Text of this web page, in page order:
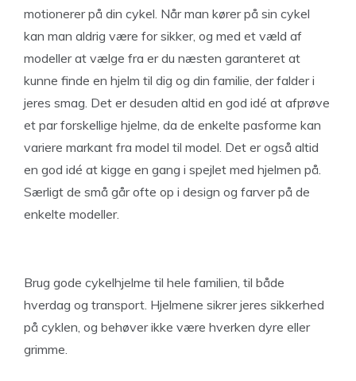
motionerer på din cykel. Når man kører på sin cykel
kan man aldrig være for sikker, og med et væld af
modeller at vælge fra er du næsten garanteret at
kunne finde en hjelm til dig og din familie, der falder i
jeres smag. Det er desuden altid en god idé at afprøve
et par forskellige hjelme, da de enkelte pasforme kan
variere markant fra model til model. Det er også altid
en god idé at kigge en gang i spejlet med hjelmen på.
Særligt de små går ofte op i design og farver på de
enkelte modeller.
Brug gode cykelhjelme til hele familien, til både
hverdag og transport. Hjelmene sikrer jeres sikkerhed
på cyklen, og behøver ikke være hverken dyre eller
grimme.